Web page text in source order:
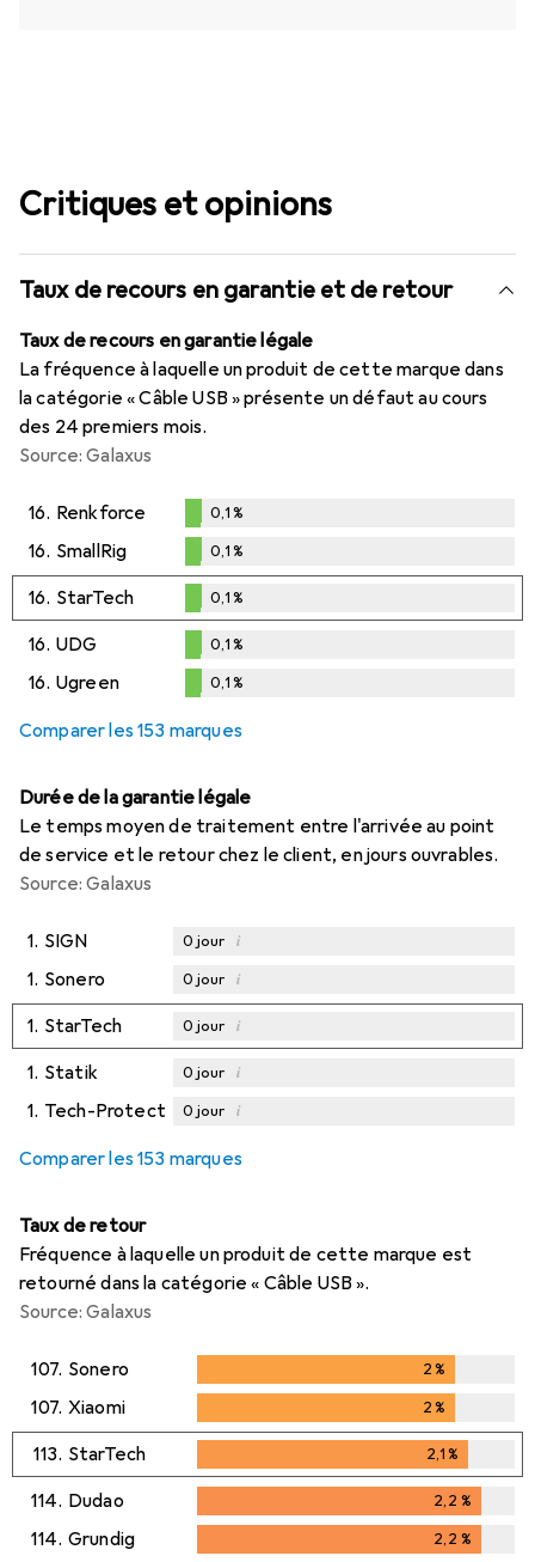
Critiques et opinions
Taux de recours en garantie et de retour
Taux de recours en garantie légale
La fréquence à laquelle un produit de cette marque dans
la catégorie « Câble USB » présente un défaut au cours
des 24 premiers mois.
Source: Galaxus
16. Renkforce
%
0,1%
16. SmallRig
0,1%
0,1%
16. StarTech
0,1%
0,1%
16. UDG
%
0,1%
16. Ugreen 0,1%
Comparer les 153 marques
Durée de la garantie légale
Le temps moyen de traitement entre l'arrivée au point
de service et le retour chez le client, en jours ouvrables.
Source: Galaxus
1. SIGN 0 jour i
1. Sonero 0 jour i
1. StarTech 0 jour i
1. Statik 0 jour i
1. Tech-Protect 0 jour i
Comparer les 153 marques
Taux de retour
Fréquence à laquelle un produit de cette marque est
retourné dans la catégorie « Câble USB ».
Source: Galaxus
107. Sonero 2%
107. Xiaomi 2%
113. StarTech 2,1%
2,1%
114. Dudao 2,2 %
2,2%
114. Grundig 2,2 %